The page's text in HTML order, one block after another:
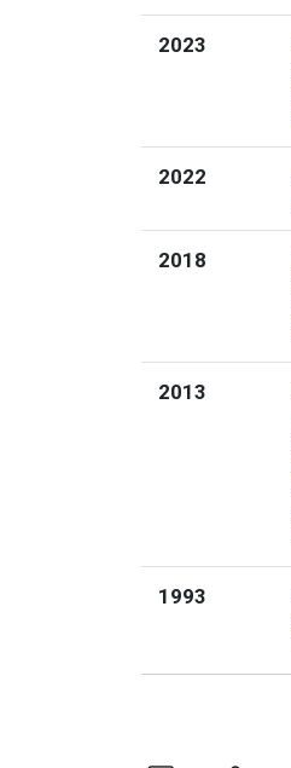
2023
2022
2018
2013
1993